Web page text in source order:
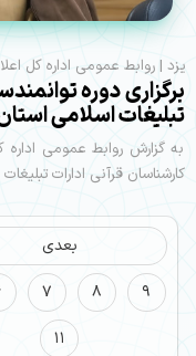
یزد | روابط عمومی اداره کل
برگزاری دوره
تبلیغات اسلامی
به گزارش روابط عمومی اداره
کارشناسان قرآنی ادارات
بعدی
7 8
9
11